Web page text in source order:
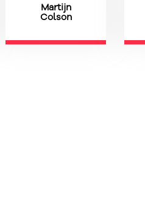
Martijn
Colson